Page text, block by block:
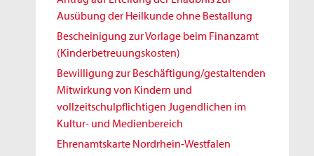
Ausübung der Heilkunde ohne Bestallung
Bescheinigung zur Vorlage beim Finanzamt
(Kinderbetreuungskosten)
Bewilligung zur Beschäftigung/gestaltenden
Mitwirkung von Kindern und
vollzeitschulpflichtigen Jugendlichen im
Kultur- und Medienbereich
Ehrenamtskarte Nordrhein-Westfalen